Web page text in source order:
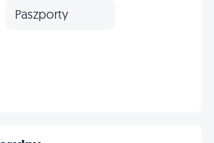
Paszporty